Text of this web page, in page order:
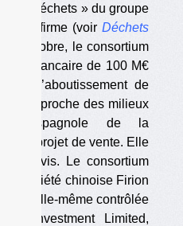
« déchets » du groupe
se confirme (voirDéchets
octobre, le consortium
bancaire de 100 M€
de l’aboutissement de
proche des milieux
espagnole de la
du projet de vente. Elle
son avis. Le consortium
la société chinoise Firion
fin, elle-même contrôlée
Investment Limited,